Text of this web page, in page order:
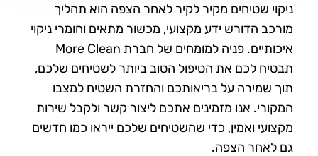
ניקוי שטיחים מקיר לקיר לאחר הצפה הוא תהליך
מורכב הדורש ידע מקצועי, מכשור מתאים וחומרי ניקוי
איכותיים. פניה למומחים של חברת More Clean
תבטיח לכם את הטיפול הטוב ביותר לשטיחים שלכם,
תוך שמירה על בריאותכם והחזרת השטיח למצבו
המקורי. אנו מזמינים אתכם ליצור קשר ולקבל שירות
מקצועי ואמין, כדי שהשטיחים שלכם ייראו כמו חדשים
גם לאחר הצפה.